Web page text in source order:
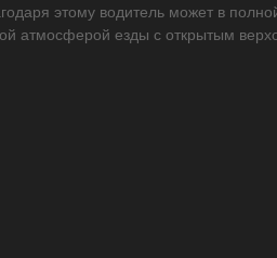
этому водитель может в
атмосферой езды с открытым